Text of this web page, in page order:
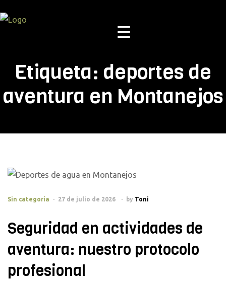
Etiqueta: deportes de
aventura en Montanejos
Sin categoría 27 de julio de 2026 by Toni
Seguridad en actividades de
aventura: nuestro protocolo
profesional